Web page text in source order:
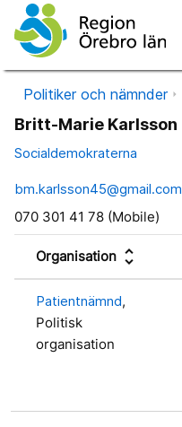
Politiker och nämnder
Britt-Marie Karlsson
Socialdemokraterna
bm.karlsson45@gmail.com
070 301 41 78 (Mobile)
Organisation unfold_more
Patientnämnd,
Politisk
organisation